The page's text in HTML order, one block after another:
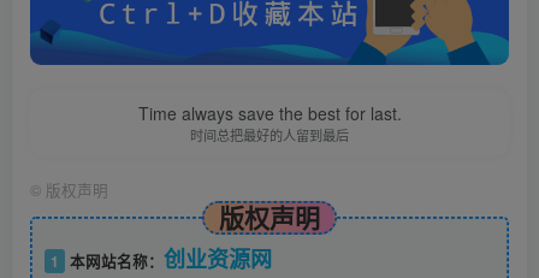
Time always save the best for last.
时间总把最好的人留到最后
© 版权声明
版权声明
1 本网站名称： 创业资源网